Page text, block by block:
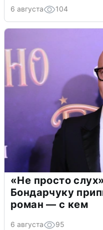
6 августа 104
«Не просто
Бондарчуку
роман — с кем
6 августа 95